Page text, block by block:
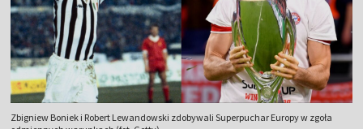
Zbigniew Boniek i Robert Lewandowski zdobywali Superpuchar Europy w zgoła